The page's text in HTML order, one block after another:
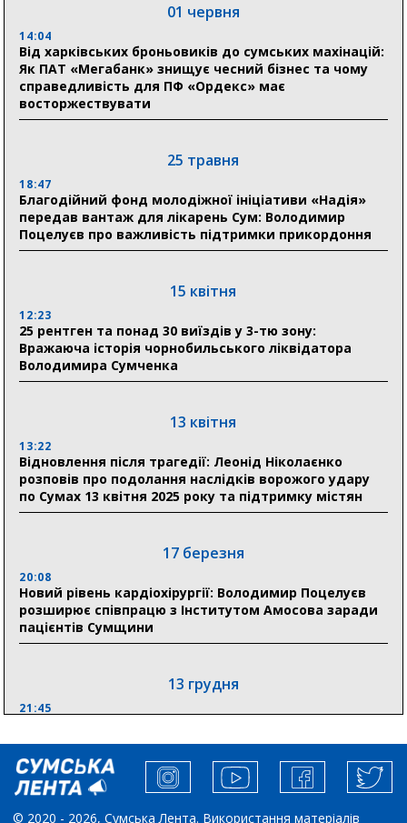
Пенсійний фонд Сумщини спрямував 0,2 млрд грн
на пенсії, страхові виплати та підтримку
прифронтових громад
прифронтової Сумщини: перша група оздоровилася
в Австрії
18:30
Ніколаєнко: у Сумах погодили 115 компенсацій на
відновлення житла майже на 6,6 млн грн
21:01
До 19 400 гривень на паливо: Пенсійний фонд
Сумщини пояснив, як отримати допомогу на зиму
«Укрексімбанк» припиняє виплату пенсій: у
людям
11:00
Артем Кобзар вручив родинам 20 полеглих Героїв
19:38
Сумська клінічна лікарня Святого Пантелеймона
здобула головну відзнаку в медичній сфері України
01 червня
14:04
Від харківських броньовиків до сумських махінацій:
Як ПАТ «Мегабанк» знищує чесний бізнес та чому
справедливість для ПФ «Ордекс» має
восторжествувати
25 травня
18:47
Благодійний фонд молодіжної ініціативи «Надія»
передав вантаж для лікарень Сум: Володимир
Поцелуєв про важливість підтримки прикордоння
15 квітня
12:23
25 рентген та понад 30 виїздів у 3-тю зону:
Вражаюча історія чорнобильського ліквідатора
Володимира Сумченка
13 квітня
13:22
Відновлення після трагедії: Леонід Ніколаєнко
розповів про подолання наслідків ворожого удару
по Сумах 13 квітня 2025 року та підтримку містян
17 березня
20:08
Новий рівень кардіохірургії: Володимир Поцелуєв
розширює співпрацю з Інститутом Амосова заради
пацієнтів Сумщини
13 грудня
21:45
збільшити завантаження стратегічних українських
виробників”, – нардеп Максим Гузенко
04 листопада
© 2020 - 2026, Сумська Лента. Використання матеріалів